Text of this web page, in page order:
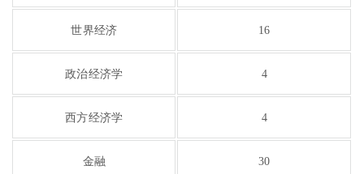
世界经济 16
政治经济学 4
西方经济学 4
金融 30